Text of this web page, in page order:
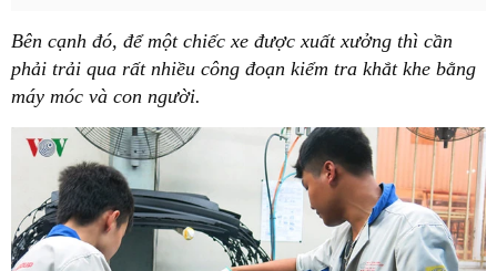
Bên cạnh đó, để một chiếc xe được xuất xưởng thì cần
phải trải qua rất nhiều công đoạn kiểm tra khắt khe bằng
máy móc và con người.